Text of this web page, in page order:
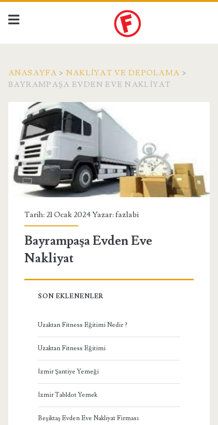
ANASAYFA > NAKLIYAT VE DEPOLAMA >
BAYRAMPAŞA EVDEN EVE NAKLIYAT
Tarih: 21 Ocak 2024 Yazar: fazlabi
Bayrampaşa Evden Eve
Nakliyat
SON EKLENENLER
Uzaktan Fitness Eğitimi Nedir ?
Uzaktan Fitness Eğitimi
İzmir Şantiye Yemeği
İzmir Tabldot Yemek
Beşiktaş Evden Eve Nakliyat Firması